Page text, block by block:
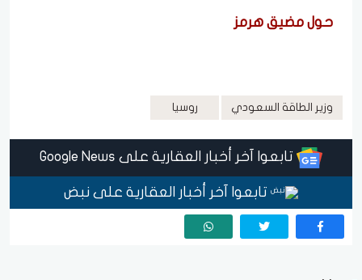
حول مضيق هرمز
وزير الطاقة السعودي روسيا
تابعوا آخر أخبار العقارية على Google News
تابعوا آخر أخبار العقارية على نبض